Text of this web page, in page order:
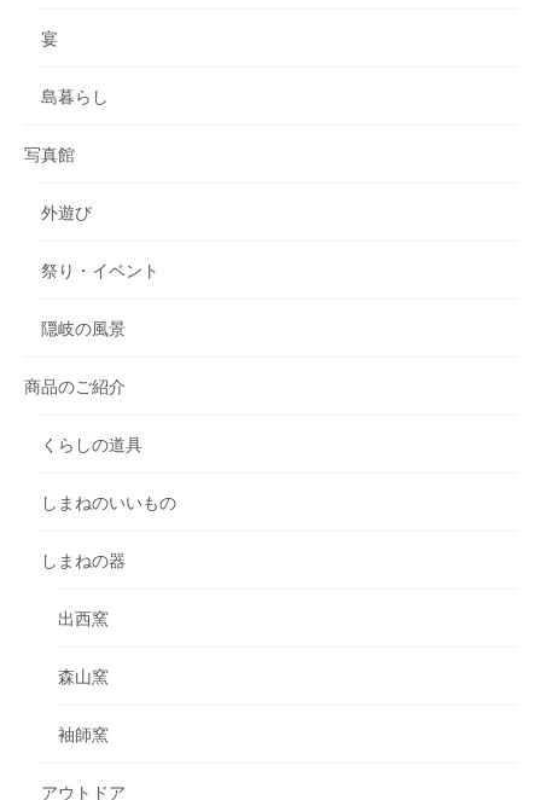
宴
島暮らし
写真館
外遊び
祭り・イベント
隠岐の風景
商品のご紹介
くらしの道具
しまねのいいもの
しまねの器
出西窯
森山窯
袖師窯
アウトドア